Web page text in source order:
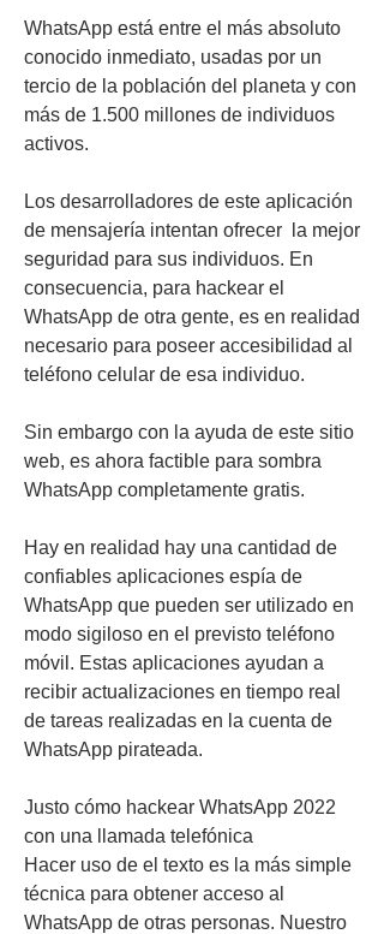
WhatsApp está entre el más absoluto
conocido inmediato, usadas por un
tercio de la población del planeta y con
más de 1.500 millones de individuos
activos.
Los desarrolladores de este aplicación
de mensajería intentan ofrecer  la mejor
seguridad para sus individuos. En
consecuencia, para hackear el
WhatsApp de otra gente, es en realidad
necesario para poseer accesibilidad al
teléfono celular de esa individuo.
Sin embargo con la ayuda de este sitio
web, es ahora factible para sombra
WhatsApp completamente gratis.
Hay en realidad hay una cantidad de
confiables aplicaciones espía de
WhatsApp que pueden ser utilizado en
modo sigiloso en el previsto teléfono
móvil. Estas aplicaciones ayudan a
recibir actualizaciones en tiempo real
de tareas realizadas en la cuenta de
WhatsApp pirateada.
Justo cómo hackear WhatsApp 2022
con una llamada telefónica
Hacer uso de el texto es la más simple
técnica para obtener acceso al
WhatsApp de otras personas. Nuestro